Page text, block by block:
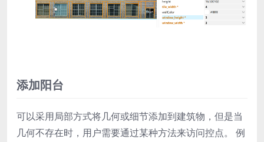
添加阳台
可以采用局部方式将几何或细节添加到建筑物，但是当
几何不存在时，用户需要通过某种方法来访问控点。 例